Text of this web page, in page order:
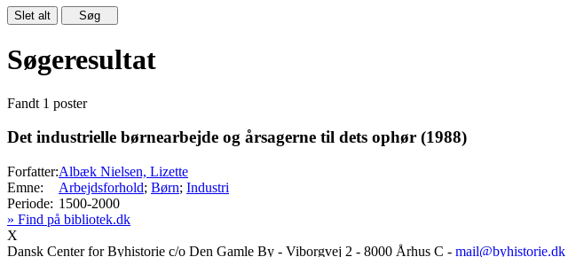
Søgeresultat
Fandt 1 poster
Det industrielle børnearbejde og årsagerne til dets ophør (1988)
Forfatter:Albæk Nielsen, Lizette
Emne:
Arbejdsforhold; Børn; Industri
Periode: 1500-2000
» Find på bibliotek.dk
X
Dansk Center for Byhistorie c/o Den Gamle By - Viborgvej 2 - 8000 Århus C - mail@byhistorie.dk